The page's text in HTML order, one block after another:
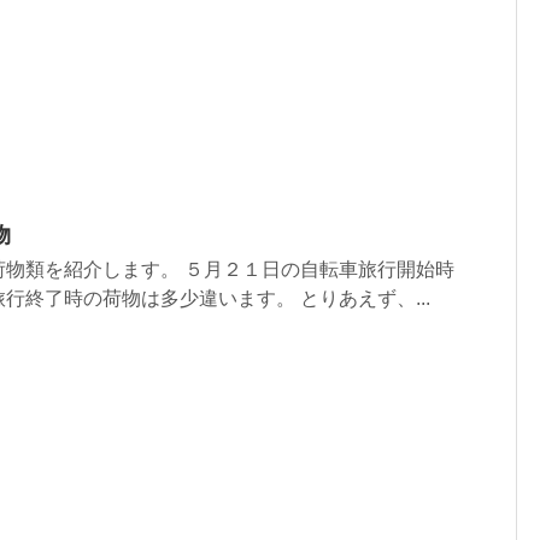
類を紹介します。 ５月２１日の自転車旅行開始時
終了時の荷物は多少違います。 とりあえず、...